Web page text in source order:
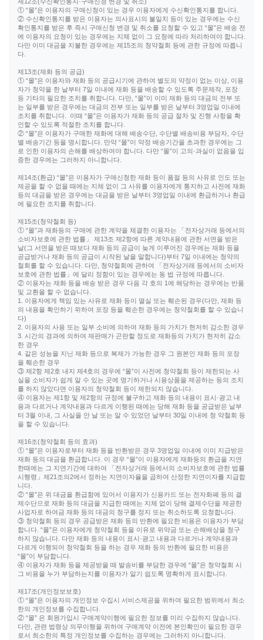
① “몰”은 이용자의 구매신청이 있는 경우 이용자에게 수신확인통지를 합니다.
② 수신확인통지를 받은 이용자는 의사표시의 불일치 등이 있는 경우에는 수신
확인통지를 받은 후 즉시 구매신청 변경 및 취소를 요청할 수 있고 “몰”은 배송 전
에 이용자의 요청이 있는 경우에는 지체 없이 그 요청에 따라 처리하여야 합니다.
다만 이미 대금을 지불한 경우에는 제15조의 청약철회 등에 관한 규정에 따릅니
다.
제13조(재화 등의 공급)
① “몰”은 이용자와 재화 등의 공급시기에 관하여 별도의 약정이 없는 이상, 이용
자가 청약을 한 날부터 7일 이내에 재화 등을 배송할 수 있도록 주문제작, 포장
등 기타의 필요한 조치를 취합니다. 다만, “몰”이 이미 재화 등의 대금의 전부 또
는 일부를 받은 경우에는 대금의 전부 또는 일부를 받은 날부터 3영업일 이내에
조치를 취합니다. 이때 “몰”은 이용자가 재화 등의 공급 절차 및 진행 사항을 확
인할 수 있도록 적절한 조치를 합니다.
② “몰”은 이용자가 구매한 재화에 대해 배송수단, 수단별 배송비용 부담자, 수단
별 배송기간 등을 명시합니다. 만약 “몰”이 약정 배송기간을 초과한 경우에는 그
로 인한 이용자의 손해를 배상하여야 합니다. 다만 “몰”이 고의·과실이 없음을 입
증한 경우에는 그러하지 아니합니다.
제14조(환급) “몰”은 이용자가 구매신청한 재화 등이 품절 등의 사유로 인도 또는
제공을 할 수 없을 때에는 지체 없이 그 사유를 이용자에게 통지하고 사전에 재화
등의 대금을 받은 경우에는 대금을 받은 날부터 3영업일 이내에 환급하거나 환급
에 필요한 조치를 취합니다.
제15조(청약철회 등)
① “몰”과 재화등의 구매에 관한 계약을 체결한 이용자는 「전자상거래 등에서의
소비자보호에 관한 법률」 제13조 제2항에 따른 계약내용에 관한 서면을 받은
날(그 서면을 받은 때보다 재화 등의 공급이 늦게 이루어진 경우에는 재화 등을
공급받거나 재화 등의 공급이 시작된 날을 말합니다)부터 7일 이내에는 청약의
철회를 할 수 있습니다. 다만, 청약철회에 관하여 「전자상거래 등에서의 소비자
보호에 관한 법률」에 달리 정함이 있는 경우에는 동 법 규정에 따릅니다.
② 이용자는 재화 등을 배송 받은 경우 다음 각 호의 1에 해당하는 경우에는 반품
및 교환을 할 수 없습니다.
1. 이용자에게 책임 있는 사유로 재화 등이 멸실 또는 훼손된 경우(다만, 재화 등
의 내용을 확인하기 위하여 포장 등을 훼손한 경우에는 청약철회를 할 수 있습니
다)
2. 이용자의 사용 또는 일부 소비에 의하여 재화 등의 가치가 현저히 감소한 경우
3. 시간의 경과에 의하여 재판매가 곤란할 정도로 재화등의 가치가 현저히 감소
한 경우
4. 같은 성능을 지닌 재화 등으로 복제가 가능한 경우 그 원본인 재화 등의 포장
을 훼손한 경우
③ 제2항 제2호 내지 제4호의 경우에 “몰”이 사전에 청약철회 등이 제한되는 사
실을 소비자가 쉽게 알 수 있는 곳에 명기하거나 시용상품을 제공하는 등의 조치
를 하지 않았다면 이용자의 청약철회 등이 제한되지 않습니다.
④ 이용자는 제1항 및 제2항의 규정에 불구하고 재화 등의 내용이 표시·광고 내
용과 다르거나 계약내용과 다르게 이행된 때에는 당해 재화 등을 공급받은 날부
터 3월 이내, 그 사실을 안 날 또는 알 수 있었던 날부터 30일 이내에 청 약철회 등
을 할 수 있습니다.
제16조(청약철회 등의 효과)
① “몰”은 이용자로부터 재화 등을 반환받은 경우 3영업일 이내에 이미 지급받은
재화 등의 대금을 환급합니다. 이 경우 “몰”이 이용자에게 재화등의 환급을 지연
한때에는 그 지연기간에 대하여 「전자상거래 등에서의 소비자보호에 관한 법률
시행령」제21조의2에서 정하는 지연이자율을 곱하여 산정한 지연이자를 지급합
니다.
② “몰”은 위 대금을 환급함에 있어서 이용자가 신용카드 또는 전자화폐 등의 결
제수단으로 재화 등의 대금을 지급한 때에는 지체 없이 당해 결제수단을 제공한
사업자로 하여금 재화 등의 대금의 청구를 정지 또는 취소하도록 요청합니다.
③ 청약철회 등의 경우 공급받은 재화 등의 반환에 필요한 비용은 이용자가 부담
합니다. “몰”은 이용자에게 청약철회 등을 이유로 위약금 또는 손해배상을 청구
하지 않습니다. 다만 재화 등의 내용이 표시·광고 내용과 다르거나 계약내용과
다르게 이행되어 청약철회 등을 하는 경우 재화 등의 반환에 필요한 비용은
“몰”이 부담합니다.
④ 이용자가 재화 등을 제공받을 때 발송비를 부담한 경우에 “몰”은 청약철회 시
그 비용을 누가 부담하는지를 이용자가 알기 쉽도록 명확하게 표시합니다.
제17조(개인정보보호)
① “몰”은 이용자의 개인정보 수집시 서비스제공을 위하여 필요한 범위에서 최소
한의 개인정보를 수집합니다.
② “몰” 은 회원가입시 구매계약이행에 필요한 정보를 미리 수집하지 않습니다.
다만, 관련 법령상 의무이행을 위하여 구매계약 이전에 본인확인이 필요한 경우
로서 최소한의 특정 개인정보를 수집하는 경우에는 그러하지 아니합니다.